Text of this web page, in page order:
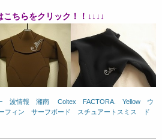
ちらをクリック！！↓↓↓↓
波情報 湘南 Coltex FACTORA. Yellow
ウ
フィン サーフボード スチュアートスミス
ド